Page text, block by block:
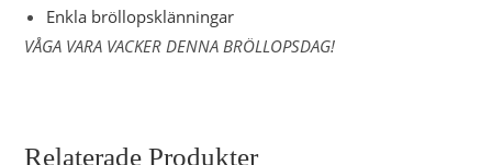
Enkla bröllopsklänningar
VÅGA VARA VACKER DENNA BRÖLLOPSDAG!
Relaterade Produkter